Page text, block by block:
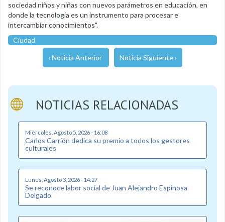
sociedad niños y niñas con nuevos parámetros en educación, en
donde la tecnología es un instrumento para procesar e
intercambiar conocimientos".
Ciudad
‹ Noticia Anterior Noticia Siguiente ›
NOTICIAS RELACIONADAS
Miércoles, Agosto 5, 2026 - 16:08
Carlos Carrión dedica su premio a todos los gestores
culturales
Lunes, Agosto 3, 2026 - 14:27
Se reconoce labor social de Juan Alejandro Espinosa
Delgado